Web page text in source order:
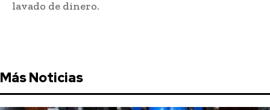
lavado de dinero.
Más Noticias